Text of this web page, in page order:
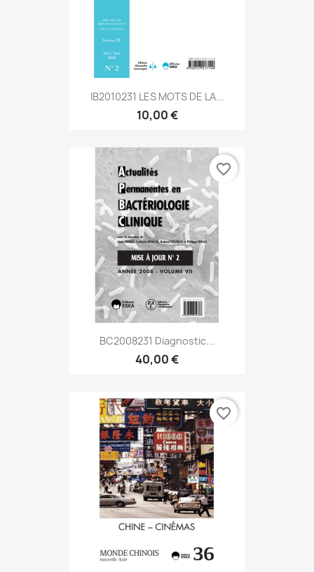
IB2010231 LES MOTS DE LA...
10,00 €
BC2008231 Diagnostic...
40,00 €
favorite_border
favorite_border